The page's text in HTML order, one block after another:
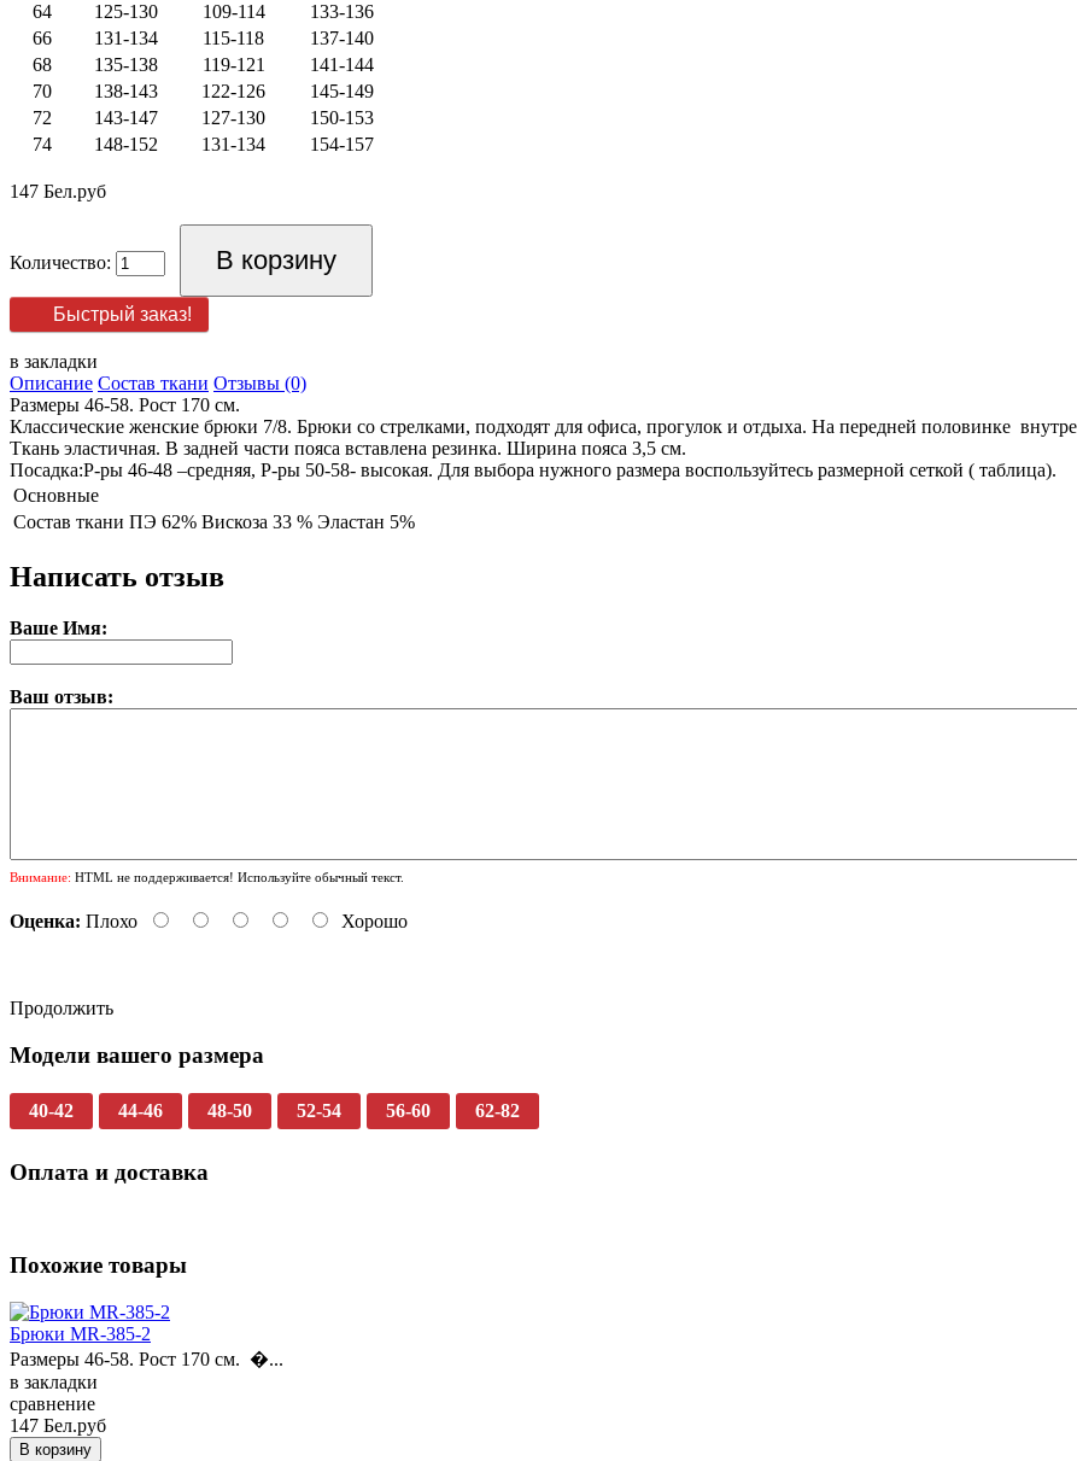
64
125-130 109-114
133-136
66
131-134 115-118
137-140
68
135-138 119-121
141-144
70
138-143 122-126
145-149
72
143-147 127-130
150-153
74
148-152 131-134 154-157
147 Бел.руб
Количество:
Быстрый заказ!
в закладки
Описание Состав ткани Отзывы (0)
Размеры 46-58. Рост 170 см.
Классические женские брюки 7/8. Брюки со стрелками, подходят для офиса, прогулок и отдыха. На передней половинке
Ткань эластичная. В задней части пояса вставлена резинка. Ширина пояса 3,5 см.
Посадка:Р-ры 46-48 –средняя, Р-ры 50-58- высокая. Для выбора нужного размера воспользуйтесь размерной сеткой ( таблица).
Основные
Состав ткани ПЭ 62% Вискоза 33 % Эластан 5%
Написать отзыв
Ваше Имя:
Ваш отзыв:
Внимание: HTML не поддерживается! Используйте обычный текст.
Оценка: Плохо Хорошо
Продолжить
Модели вашего размера
40-42 44-46 48-50 52-54 56-60 62-82
Оплата и доставка
Похожие товары
Брюки MR-385-2
Размеры 46-58. Рост 170 см. �...
в закладки
сравнение
147 Бел.руб